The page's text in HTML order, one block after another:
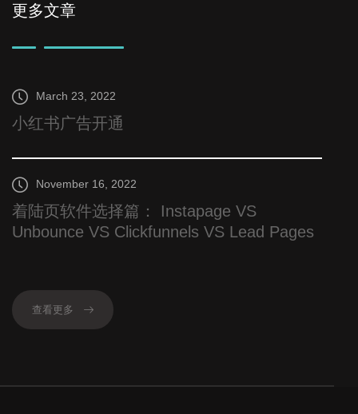
更多文章
March 23, 2022
小红书广告开通
November 16, 2022
着陆页软件选择篇： Instapage VS
Unbounce VS Clickfunnels VS Lead Pages
查看更多